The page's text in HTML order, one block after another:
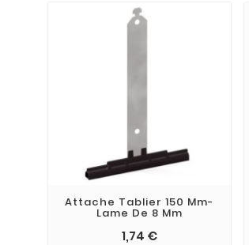
Attache Tablier 150 Mm-
Lame De 8 Mm
1,74 €